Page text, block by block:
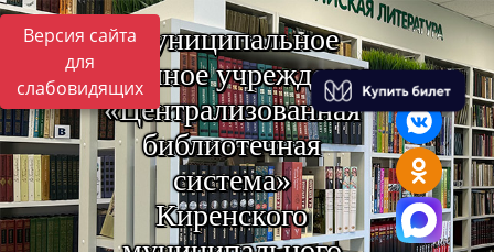
Версия сайта
для
слабовидящих
Муниципальное
казённое учреждение
«Централизованная
библиотечная
система»
Киренского